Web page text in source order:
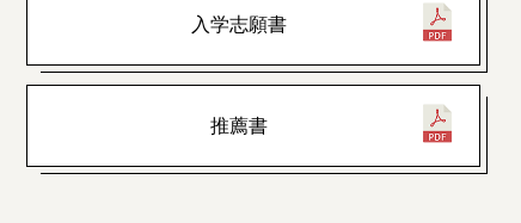
入学志願書
推薦書